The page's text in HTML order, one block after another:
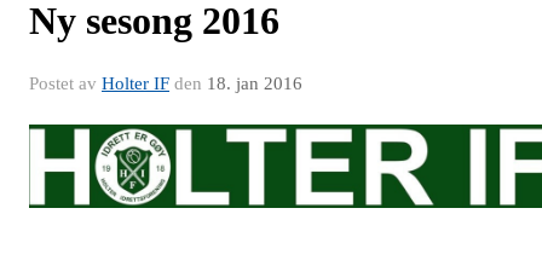
Ny sesong 2016
Postet av Holter IF den 18. jan 2016